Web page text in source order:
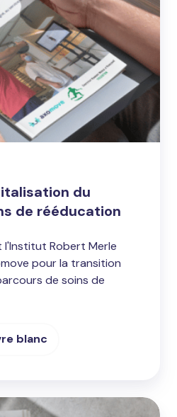
du
de rééducation
l'Institut Robert Merle
pour la transition
de soins de
blanc